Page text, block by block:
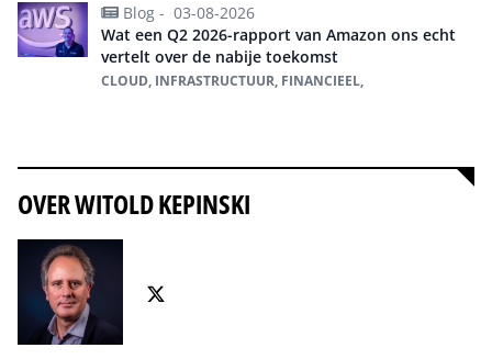
Blog - 03-08-2026
Wat een Q2 2026-rapport van Amazon ons echt
vertelt over de nabije toekomst
CLOUD, INFRASTRUCTUUR, FINANCIEEL,
OVER WITOLD KEPINSKI